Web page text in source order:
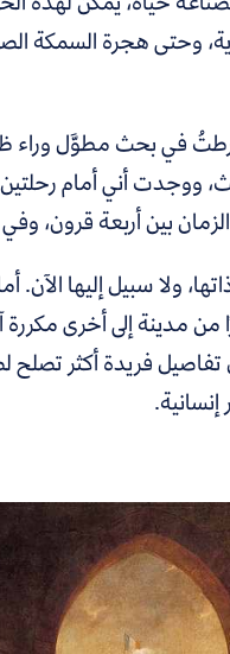
وحتى هجرة السمكة
في بحث مطوَّل وراء
ووجدت أني أمام
بين أربعة
ولا سبيل إليها الآن.
من مدينة إلى أخرى
تفاصيل فريدة أكثر